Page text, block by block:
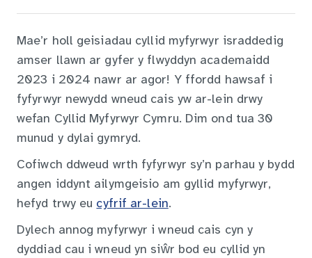
Mae’r holl geisiadau cyllid myfyrwyr israddedig
amser llawn ar gyfer y flwyddyn academaidd
2023 i 2024 nawr ar agor! Y ffordd hawsaf i
fyfyrwyr newydd wneud cais yw ar-lein drwy
wefan Cyllid Myfyrwyr Cymru. Dim ond tua 30
munud y dylai gymryd.
Cofiwch ddweud wrth fyfyrwyr sy’n parhau y bydd
angen iddynt ailymgeisio am gyllid myfyrwyr,
hefyd trwy eu cyfrif ar-lein.
Dylech annog myfyrwyr i wneud cais cyn y
dyddiad cau i wneud yn siŵr bod eu cyllid yn